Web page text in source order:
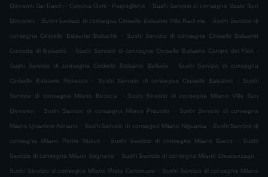
Giovanni Dei Parchi - Cascina Gatti - Parpagliona . Sushi Servizio di consegna Sesto San
Giovanni . Sushi Servizio di consegna Cinisello Balsamo Villa Rachele . Sushi Servizio di
consegna Cinisello Balsamo Balsamo . Sushi Servizio di consegna Cinisello Balsamo
Crocetta di Balsamo . Sushi Servizio di consegna Cinisello Balsamo Campo dei Fiori .
Sushi Servizio di consegna Cinisello Balsamo Bellaria . Sushi Servizio di consegna
Cinisello Balsamo Robecco . Sushi Servizio di consegna Cinisello Balsamo . Sushi
Servizio di consegna Milano Bicocca . Sushi Servizio di consegna Milano Villa San
Giovanni . Sushi Servizio di consegna Milano Precotto . Sushi Servizio di consegna
Milano Quartiere Adriano . Sushi Servizio di consegna Milano Niguarda . Sushi Servizio di
consegna Milano Ponte Nuovo . Sushi Servizio di consegna Milano Greco . Sushi
Servizio di consegna Milano Segnano . Sushi Servizio di consegna Milano Crescenzago .
Sushi Servizio di consegna Milano Prato Centenaro . Sushi Servizio di consegna Milano